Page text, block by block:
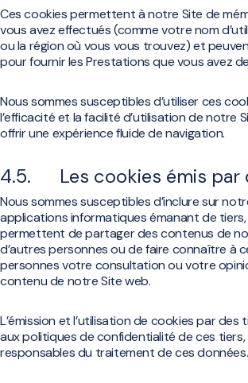
Ces cookies permettent à notre Site de
vous avez effectués (comme votre nom
ou la région où vous vous trouvez) et
pour fournir les Prestations que vous avez
Nous sommes susceptibles d’utiliser ces
l’efficacité et la facilité d’utilisation de notre
offrir une expérience fluide de navigation.
4.5. Les cookies émis par
Nous sommes susceptibles d’inclure sur
applications informatiques émanant de tiers,
permettent de partager des contenus de
d’autres personnes ou de faire connaître à
personnes votre consultation ou votre
contenu de notre Site web.
L’émission et l’utilisation de cookies par des
aux politiques de confidentialité de ces
responsables du traitement de ces données.